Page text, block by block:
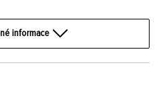
informace